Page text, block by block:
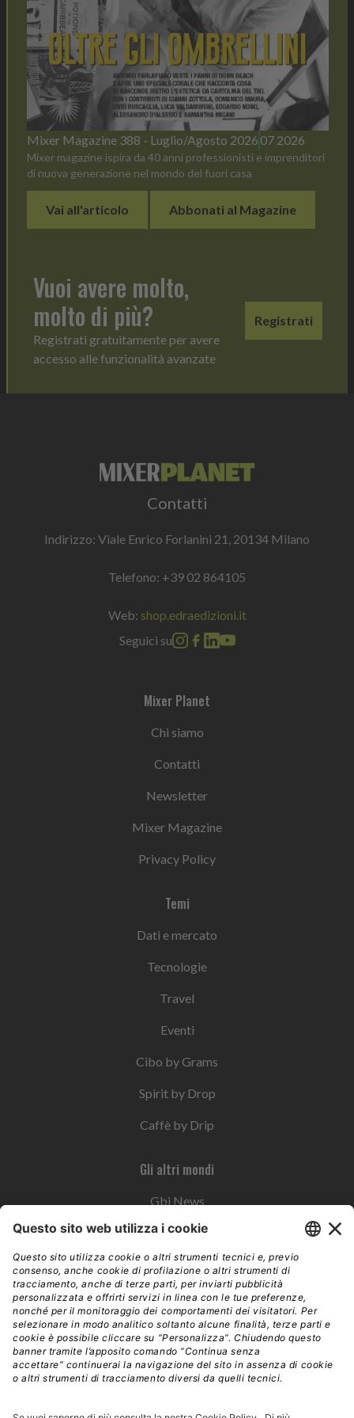
Mixer Magazine 388 - Luglio/Agosto 2026 07 2026
Mixer magazine ispira da 40 anni professionisti e imprenditori
di nuova generazione nel mondo del fuori casa
Vai all'articolo Abbonati al Magazine
Vuoi avere molto,
molto di più?
Registrati gratuitamente per avere
accesso alle funzionalità avanzate
Registrati
Contatti
Indirizzo: Viale Enrico Forlanini 21, 20134 Milano
Telefono: +39 02 864105
Web: shop.edraedizioni.it
Seguici su
Mixer Planet
Chi siamo
Contatti
Newsletter
Mixer Magazine
Privacy Policy
Temi
Dati e mercato
Tecnologie
Travel
Eventi
Cibo by Grams
Spirit by Drop
Caffè by Drip
Gli altri mondi
Gbi News
Instoremag
Esplora il gruppo
Edra Edizioni
Edizioni LSWR
LSWR Group